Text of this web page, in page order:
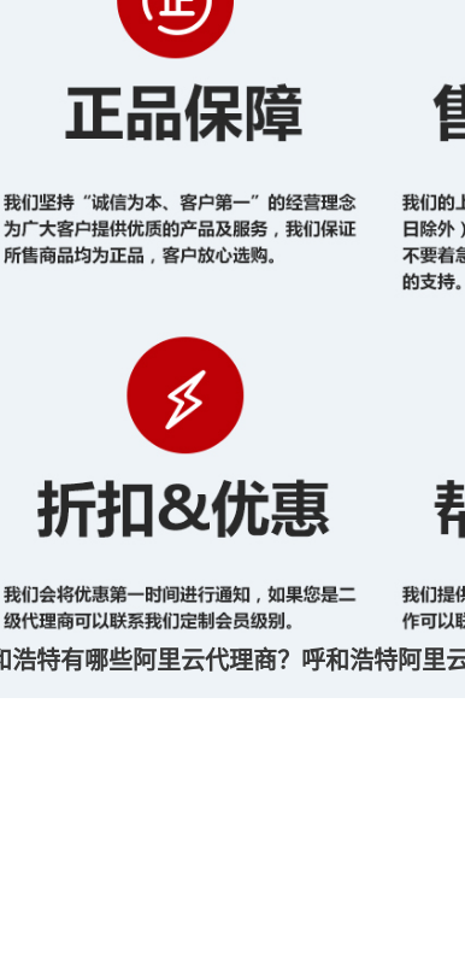
浩特有哪些阿里云代理商？呼和浩特阿里